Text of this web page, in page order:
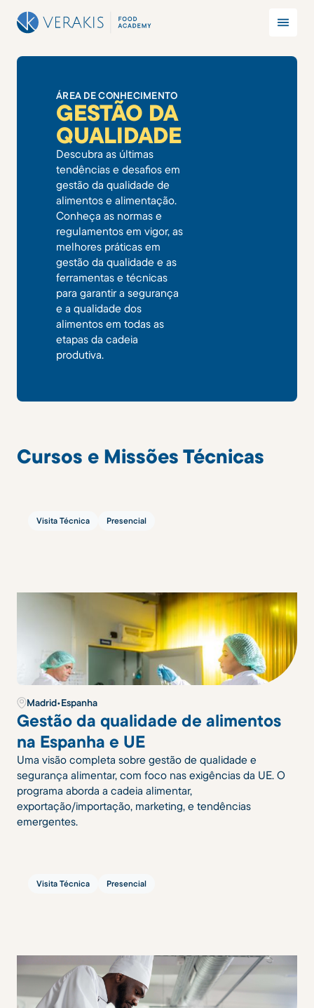
ÁREA DE CONHECIMENTO
GESTÃO DA
QUALIDADE
Descubra as últimas
tendências e desafios em
gestão da qualidade de
alimentos e alimentação.
Conheça as normas e
regulamentos em vigor, as
melhores práticas em
gestão da qualidade e as
ferramentas e técnicas
para garantir a segurança
e a qualidade dos
alimentos em todas as
etapas da cadeia
produtiva.
Cursos e Missões Técnicas
Visita Técnica Presencial
Madrid•Espanha
Gestão da qualidade de alimentos
na Espanha e UE
Uma visão completa sobre gestão de qualidade e
segurança alimentar, com foco nas exigências da UE. O
programa aborda a cadeia alimentar,
exportação/importação, marketing, e tendências
emergentes.
Visita Técnica Presencial